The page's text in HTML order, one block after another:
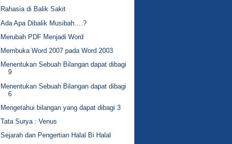
Rahasia di Balik Sakit
Ada Apa Dibalik Musibah….?
Merubah PDF Menjadi Word
Membuka Word 2007 pada Word 2003
Menentukan Sebuah Bilangan dapat dibagi
9
Menentukan Sebuah Bilangan dapat dibagi
6
Mengetahui bilangan yang dapat dibagi 3
Tata Surya : Venus
Sejarah dan Pengertian Halal Bi Halal